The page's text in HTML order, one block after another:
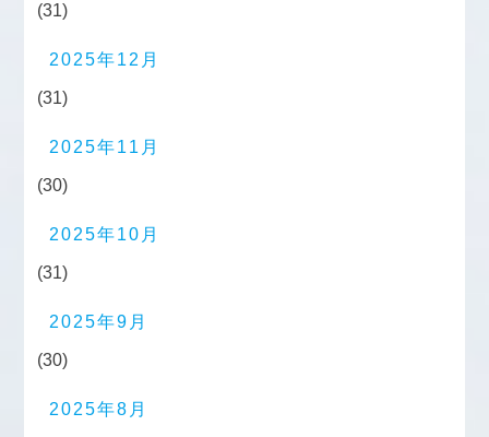
(31)
2025年12月
(31)
2025年11月
(30)
2025年10月
(31)
2025年9月
(30)
2025年8月